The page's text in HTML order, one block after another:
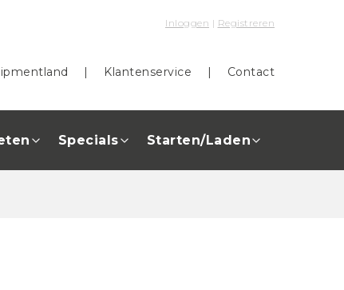
Inloggen | Registreren
| Klantenservice | Contact
Specials Starten/Laden